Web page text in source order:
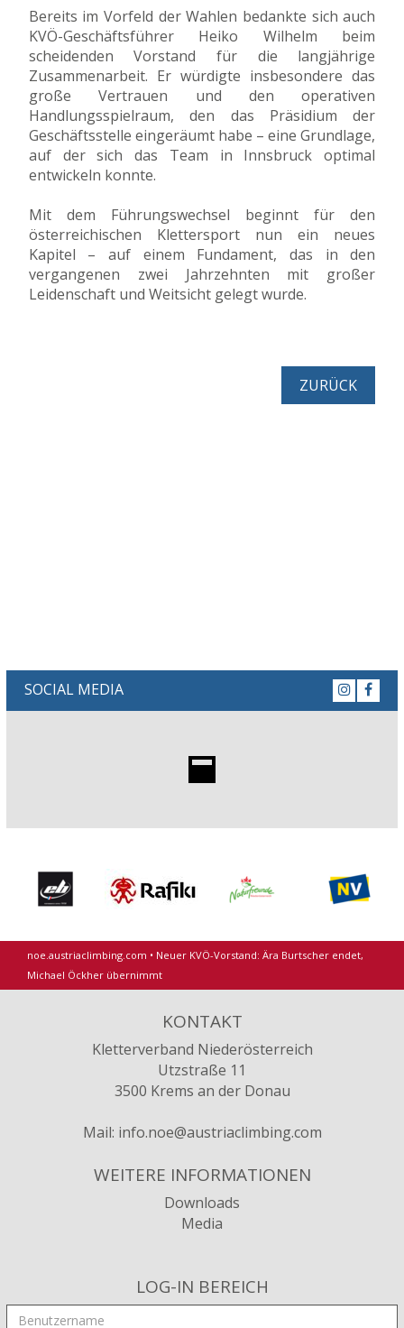
Bereits im Vorfeld der Wahlen bedankte sich auch
KVÖ-Geschäftsführer Heiko Wilhelm beim
scheidenden Vorstand für die langjährige
Zusammenarbeit. Er würdigte insbesondere das
große Vertrauen und den operativen
Handlungsspielraum, den das Präsidium der
Geschäftsstelle eingeräumt habe – eine Grundlage,
auf der sich das Team in Innsbruck optimal
entwickeln konnte.
Mit dem Führungswechsel beginnt für den
österreichischen Klettersport nun ein neues
Kapitel – auf einem Fundament, das in den
vergangenen zwei Jahrzehnten mit großer
Leidenschaft und Weitsicht gelegt wurde.
ZURÜCK
SOCIAL MEDIA
noe.austriaclimbing.com • Neuer KVÖ-Vorstand: Ära Burtscher endet,
Michael Öckher übernimmt
KONTAKT
Kletterverband Niederösterreich
Utzstraße 11
3500 Krems an der Donau
Mail: info.noe@austriaclimbing.com
WEITERE INFORMATIONEN
Downloads
Media
LOG-IN BEREICH